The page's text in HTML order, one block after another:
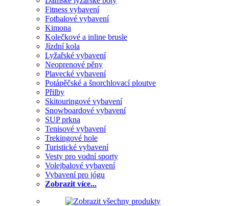
Fitness vybavení
Fotbalové vybavení
Kimona
Kolečkové a inline brusle
Jízdní kola
Lyžařské vybavení
Neoprenové pěny
Plavecké vybavení
Potápěčské a šnorchlovací ploutve
Přilby
Skitouringové vybavení
Snowboardové vybavení
SUP prkna
Tenisové vybavení
Trekingové hole
Turistické vybavení
Vesty pro vodní sporty
Volejbalové vybavení
Vybavení pro jógu
Zobrazit více...